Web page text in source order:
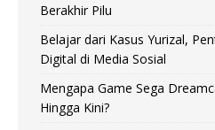
Berakhir Pilu
Belajar dari Kasus Yurizal,
Digital di Media Sosial
Mengapa Game Sega
Hingga Kini?